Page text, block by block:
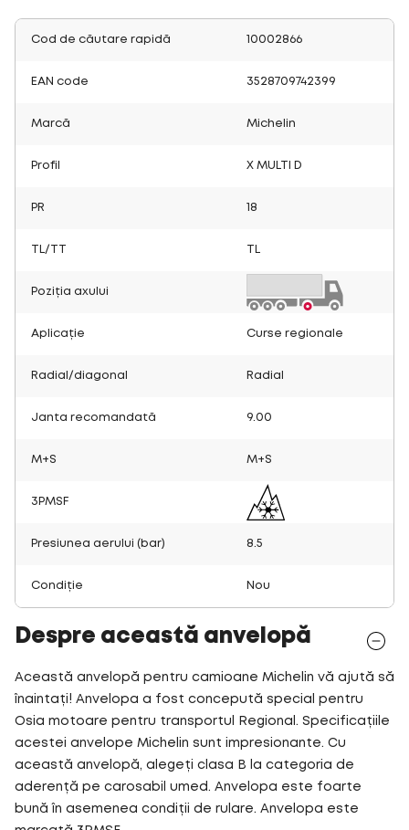
Cod de căutare rapidă 10002866
EAN code 3528709742399
Marcă Michelin
Profil X MULTI D
PR 18
TL/TT
Poziția axului
Aplicație Curse regionale
Radial/diagonal Radial
Janta recomandată 9.00
M+S M+S
3PMSF
Presiunea aerului (bar) 8.5
Condiție Nou
Despre această anvelopă
Această anvelopă pentru camioane Michelin vă ajută să
înaintați! Anvelopa a fost concepută special pentru
Osia motoare pentru transportul Regional. Specificațiile
acestei anvelope Michelin sunt impresionante. Cu
această anvelopă, alegeți clasa B la categoria de
aderență pe carosabil umed. Anvelopa este foarte
bună în asemenea condiții de rulare. Anvelopa este